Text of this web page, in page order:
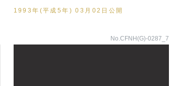
1993年(平成5年) 03月02日公開
No.CFNH(G)-0287_7